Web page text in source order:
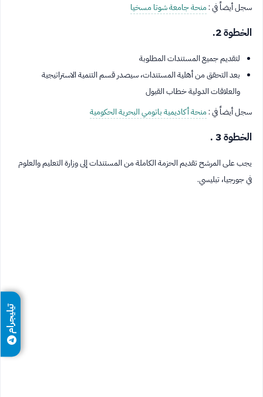
سجل أيضاً في :منحة جامعة شوتا مسخيا
الخطوة 2.
لتقديم جميع المستندات المطلوبة
بعد التحقق من أهلية المستندات، سيصدر قسم التنمية الاستراتيجية
والعلاقات الدولية خطاب القبول
سجل أيضاً في :منحة أكاديمية باتومي البحرية الحكومية
الخطوة 3 .
يجب على المرشح تقديم الحزمة الكاملة من المستندات إلى وزارة التعليم والعلوم
في جورجيا، تبليسي.
تيليجرام